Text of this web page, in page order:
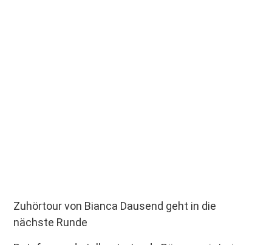
Zuhörtour von Bianca Dausend geht in die
nächste Runde